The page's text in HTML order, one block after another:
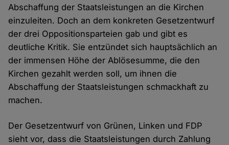
Abschaffung der Staatsleistungen an die Kirchen
einzuleiten. Doch an dem konkreten Gesetzentwurf
der drei Oppositionsparteien gab und gibt es
deutliche Kritik. Sie entzündet sich hauptsächlich an
der immensen Höhe der Ablösesumme, die den
Kirchen gezahlt werden soll, um ihnen die
Abschaffung der Staatsleistungen schmackhaft zu
machen.
Der Gesetzentwurf von Grünen, Linken und FDP
sieht vor, dass die Staatsleistungen durch Zahlung